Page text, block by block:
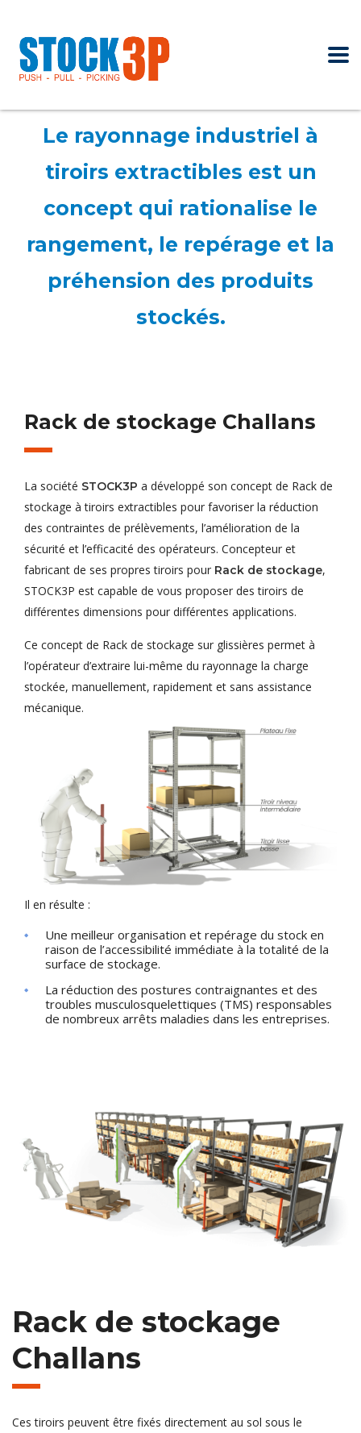
Le rayonnage industriel à
tiroirs extractibles est un
concept qui rationalise le
rangement, le repérage et la
préhension des produits
stockés.
Rack de stockage Challans
La société STOCK3P a développé son concept de Rack de
stockage à tiroirs extractibles pour favoriser la réduction
des contraintes de prélèvements, l’amélioration de la
sécurité et l’efficacité des opérateurs. Concepteur et
fabricant de ses propres tiroirs pour Rack de stockage,
STOCK3P est capable de vous proposer des tiroirs de
différentes dimensions pour différentes applications.
Ce concept de Rack de stockage sur glissières permet à
l’opérateur d’extraire lui-même du rayonnage la charge
stockée, manuellement, rapidement et sans assistance
mécanique.
Il en résulte :
Une meilleur organisation et repérage du stock en
raison de l’accessibilité immédiate à la totalité de la
surface de stockage.
La réduction des postures contraignantes et des
troubles musculosquelettiques (TMS) responsables
de nombreux arrêts maladies dans les entreprises.
Rack de stockage
Challans
Ces tiroirs peuvent être fixés directement au sol sous le